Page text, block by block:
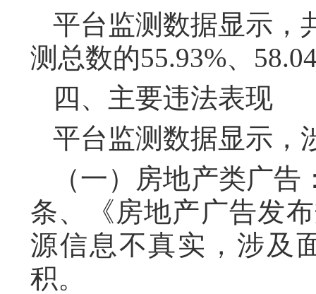
平台监测数据显示，
测总数的55.93%、
四、主要违法表现
平台监测数据显示，
（一）房地产类广
条、《房地产广告发
源信息不真实，涉及
积。